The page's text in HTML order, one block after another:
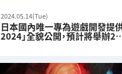
2024.05.14(Tue)
日本國內唯一專為遊戲開發提
2024」全貌公開，預計將舉辦